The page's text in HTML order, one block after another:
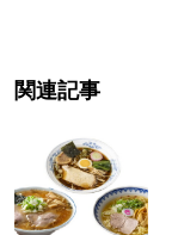
関連記事